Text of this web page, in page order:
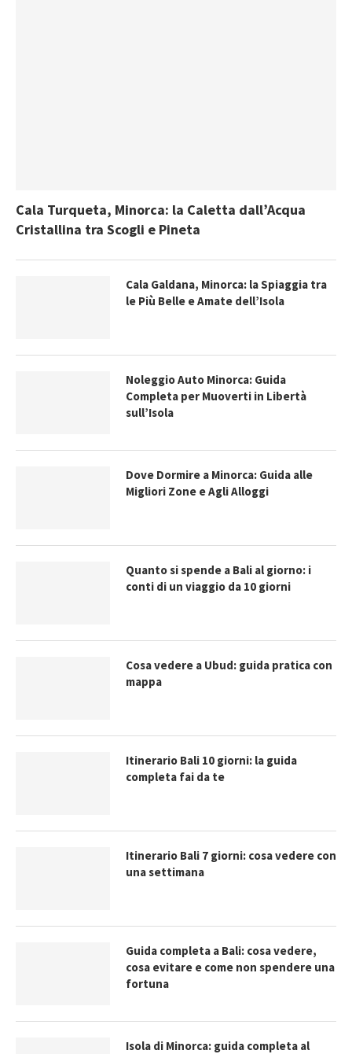
Cala Turqueta, Minorca: la Caletta dall’Acqua
Cristallina tra Scogli e Pineta
Cala Galdana, Minorca: la Spiaggia tra
le Più Belle e Amate dell’Isola
Noleggio Auto Minorca: Guida
Completa per Muoverti in Libertà
sull’Isola
Dove Dormire a Minorca: Guida alle
Migliori Zone e Agli Alloggi
Quanto si spende a Bali al giorno: i
conti di un viaggio da 10 giorni
Cosa vedere a Ubud: guida pratica con
mappa
Itinerario Bali 10 giorni: la guida
completa fai da te
Itinerario Bali 7 giorni: cosa vedere con
una settimana
Guida completa a Bali: cosa vedere,
cosa evitare e come non spendere una
fortuna
Isola di Minorca: guida completa al